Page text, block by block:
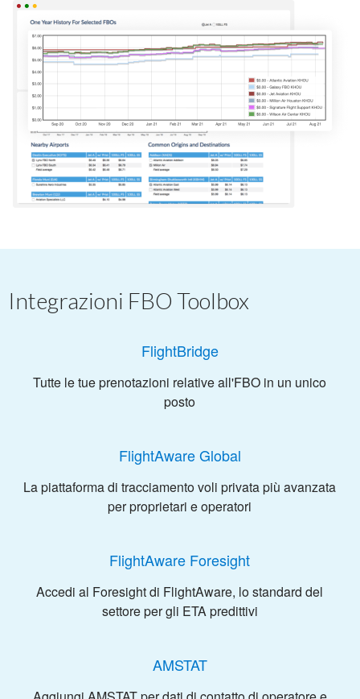
Integrazioni FBO Toolbox
FlightBridge
Tutte le tue prenotazioni relative all'FBO in un unico
posto
FlightAware Global
La piattaforma di tracciamento voli privata più avanzata
per proprietari e operatori
FlightAware Foresight
Accedi al Foresight di FlightAware, lo standard del
settore per gli ETA predittivi
AMSTAT